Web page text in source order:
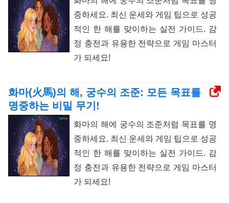
중하세요. 최신 운세와 게임 팁으로 성공
적인 한 해를 맞이하는 실전 가이드. 감
정 충전과 유용한 전략으로 게임 마스터
가 되세요!
화마(火馬)의 해, 궁수의 조준: 모든 목표를
명중하는 비밀 무기!
화마의 해에 궁수의 조준처럼 목표를 명
중하세요. 최신 운세와 게임 팁으로 성공
적인 한 해를 맞이하는 실전 가이드. 감
정 충전과 유용한 전략으로 게임 마스터
가 되세요!